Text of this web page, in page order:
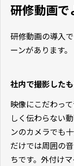
研修動画で
研修動画の導入
ーンがあります。
社内で撮影した
映像にこだわっ
しく伝わらない
ンのカメラでも
だけでは周囲の
ちです。外付け